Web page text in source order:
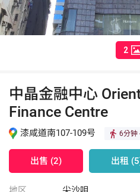
中晶金融中心
Finance Centre
漆咸道南107-109号 6分钟
出售 (2) 出租
2